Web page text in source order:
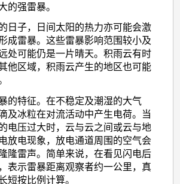
的强雷暴。
日子，日间太阳的热力亦可能会激
成雷暴。这些雷暴影响范围较小及
处可能仍是一片晴天。积雨云有时
他区域，积雨云产生的地区也可能
的特征。在不稳定及潮湿的大气
及冰粒在对流活动中产生电荷。当
电压过大时，云与云之间或云与地
放电现象，放电通道周围的空气会
隆雷声。简单来说，在看见闪电后
表示雷暴距离观察者约一公里，真
短按比例计算。